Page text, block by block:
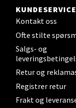
KUNDESERVICE
Kontakt oss
Ofte stilte
Salgs- og
Retur og
Registrer retur
Frakt og
Leirvik -
Torgbakken 2,
Åpent i dag
0 i butikk